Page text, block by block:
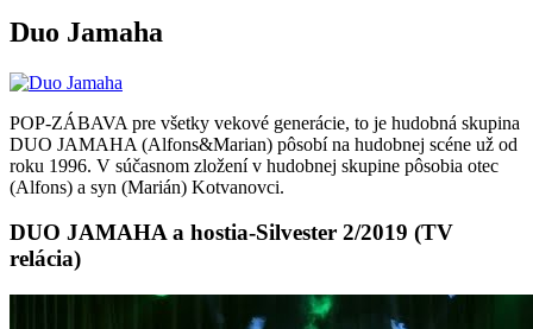
Duo Jamaha
POP-ZÁBAVA pre všetky vekové generácie, to je hudobná skupina
DUO JAMAHA (Alfons&Marian) pôsobí na hudobnej scéne už od
roku 1996. V súčasnom zložení v hudobnej skupine pôsobia otec
(Alfons) a syn (Marián) Kotvanovci.
DUO JAMAHA a hostia-Silvester 2/2019 (TV
relácia)